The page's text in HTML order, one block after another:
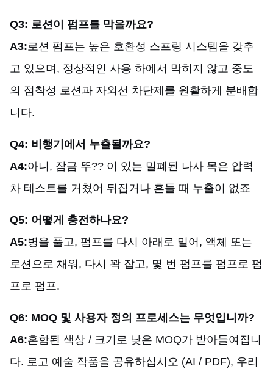
Q3: 로션이 펌프를 막을까요?
A3:로션 펌프는 높은 호환성 스프링 시스템을 갖추
고 있으며, 정상적인 사용 하에서 막히지 않고 중도
의 점착성 로션과 자외선 차단제를 원활하게 분배합
니다.
Q4: 비행기에서 누출될까요?
A4:아니, 잠금 뚜?? 이 있는 밀폐된 나사 목은 압력
차 테스트를 거쳤어 뒤집거나 흔들 때 누출이 없죠
Q5: 어떻게 충전하나요?
A5:병을 풀고, 펌프를 다시 아래로 밀어, 액체 또는
로션으로 채워, 다시 꽉 잡고, 몇 번 펌프를 펌프로 펌
프로 펌프.
Q6: MOQ 및 사용자 정의 프로세스는 무엇입니까?
A6:혼합된 색상 / 크기로 낮은 MOQ가 받아들여집니
다. 로고 예술 작품을 공유하십시오 (AI / PDF), 우리